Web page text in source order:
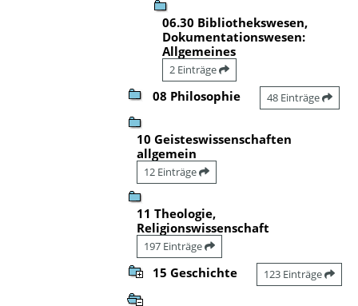
06.30 Bibliothekswesen,
Dokumentationswesen:
Allgemeines
2 Einträge
08 Philosophie 48 Einträge
10 Geisteswissenschaften
allgemein
12 Einträge
11 Theologie,
Religionswissenschaft
197 Einträge
15 Geschichte 123 Einträge